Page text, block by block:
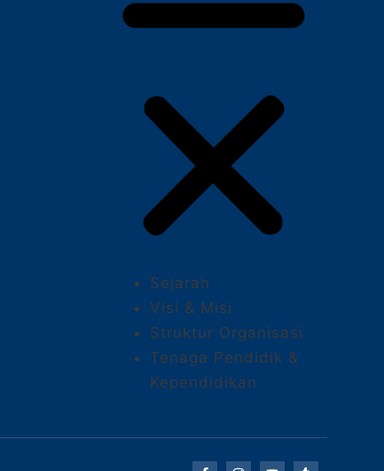
Sejarah
Visi & Misi
Struktur Organisasi
Tenaga Pendidik &
Kependidikan